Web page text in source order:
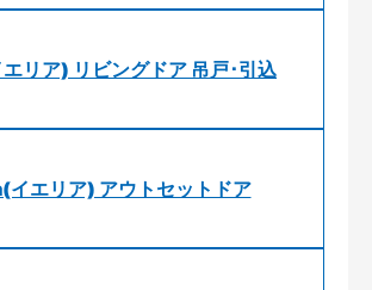
リア) リビングドア 吊戸･引込
エリア) アウトセットドア